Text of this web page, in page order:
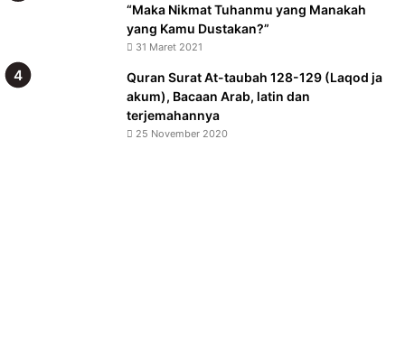
“Maka Nikmat Tuhanmu yang Manakah
yang Kamu Dustakan?”
31 Maret 2021
Quran Surat At-taubah 128-129 (Laqod ja
akum), Bacaan Arab, latin dan
terjemahannya
25 November 2020